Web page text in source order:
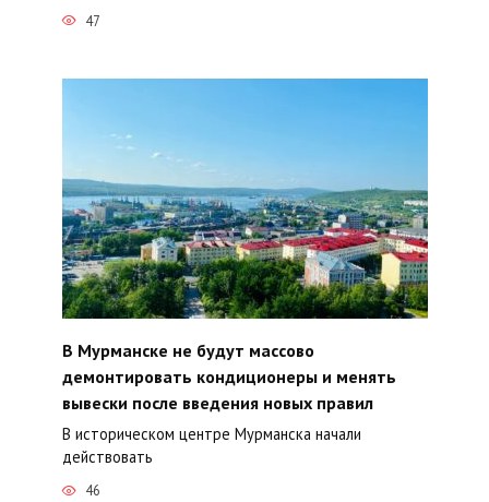
47
В Мурманске не будут массово
демонтировать кондиционеры и менять
вывески после введения новых правил
В историческом центре Мурманска начали
действовать
46